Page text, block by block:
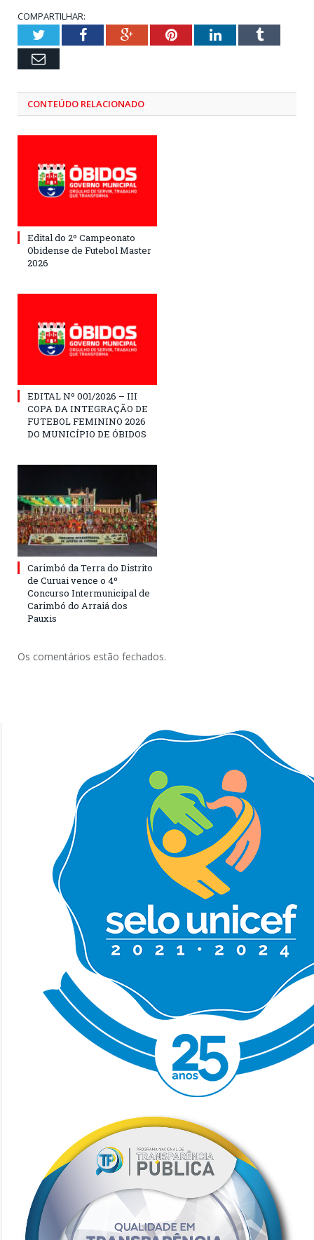
COMPARTILHAR:
TwitterFacebookGoogle+PinterestLinkedInTumblr
Email
CONTEÚDO RELACIONADO
Edital do 2º Campeonato
Obidense de Futebol Master
2026
EDITAL Nº 001/2026 – III
COPA DA INTEGRAÇÃO DE
FUTEBOL FEMININO 2026
DO MUNICÍPIO DE ÓBIDOS
Carimbó da Terra do Distrito
de Curuai vence o 4º
Concurso Intermunicipal de
Carimbó do Arraiá dos
Pauxis
Os comentários estão fechados.